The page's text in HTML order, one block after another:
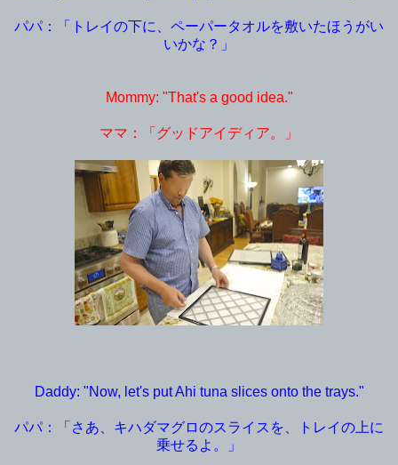
パパ：「トレイの下に、ペーパータオルを敷いたほうがい
いかな？」
Mommy: "That's a good idea."
ママ：「グッドアイディア。」
Daddy: "Now, let's put Ahi tuna slices onto the trays."
パパ：「さあ、キハダマグロのスライスを、トレイの上に
乗せるよ。」